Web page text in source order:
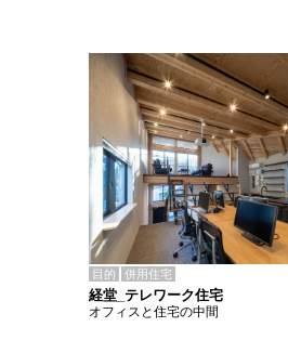
目的 併用住宅
経堂_テレワーク住宅
オフィスと住宅の中間